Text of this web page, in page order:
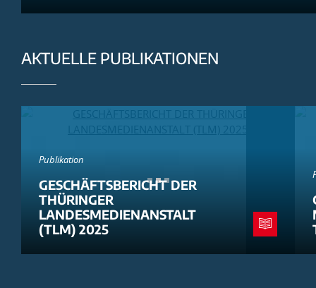
AKTUELLE PUBLIKATIONEN
Publikation
GESCHÄFTSBERICHT DER
THÜRINGER
LANDESMEDIENANSTALT
(TLM) 2025